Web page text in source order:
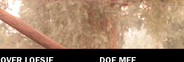
OVER LOESJE DOE MEE